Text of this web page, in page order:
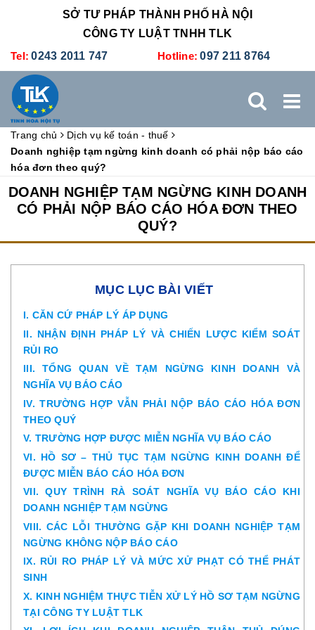
SỞ TƯ PHÁP THÀNH PHỐ HÀ NỘI
CÔNG TY LUẬT TNHH TLK
Tel: 0243 2011 747 Hotline: 097 211 8764
DỊCH VỤ KẾ TOÁN - THUẾ XÚC TIẾN THƯƠNG MẠI
TUYỂN DỤNG
Trang chủ
Dịch vụ kế toán - thuế
Doanh nghiệp tạm ngừng kinh doanh có phải nộp báo cáo
hóa đơn theo quý?
DOANH NGHIỆP TẠM NGỪNG KINH DOANH
CÓ PHẢI NỘP BÁO CÁO HÓA ĐƠN THEO
QUÝ?
MỤC LỤC BÀI VIẾT
I. CĂN CỨ PHÁP LÝ ÁP DỤNG
II. NHẬN ĐỊNH PHÁP LÝ VÀ CHIẾN LƯỢC KIỂM SOÁT
RỦI RO
III. TỔNG QUAN VỀ TẠM NGỪNG KINH DOANH VÀ
NGHĨA VỤ BÁO CÁO
IV. TRƯỜNG HỢP VẪN PHẢI NỘP BÁO CÁO HÓA ĐƠN
THEO QUÝ
V. TRƯỜNG HỢP ĐƯỢC MIỄN NGHĨA VỤ BÁO CÁO
VI. HỒ SƠ – THỦ TỤC TẠM NGỪNG KINH DOANH ĐỂ
ĐƯỢC MIỄN BÁO CÁO HÓA ĐƠN
VII. QUY TRÌNH RÀ SOÁT NGHĨA VỤ BÁO CÁO KHI
DOANH NGHIỆP TẠM NGỪNG
VIII. CÁC LỖI THƯỜNG GẶP KHI DOANH NGHIỆP TẠM
NGỪNG KHÔNG NỘP BÁO CÁO
IX. RỦI RO PHÁP LÝ VÀ MỨC XỬ PHẠT CÓ THỂ PHÁT
SINH
X. KINH NGHIỆM THỰC TIỄN XỬ LÝ HỒ SƠ TẠM NGỪNG
TẠI CÔNG TY LUẬT TLK